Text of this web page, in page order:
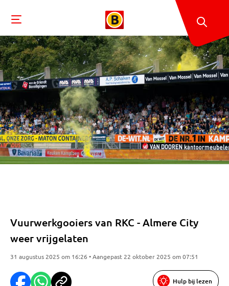
Vuurwerkgooiers van RKC - Almere City
weer vrijgelaten
31 augustus 2025 om 16:26 • Aangepast 22 oktober 2025 om 07:51
Hulp bij lezen